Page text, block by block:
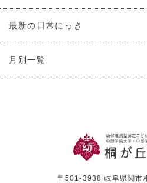
最新の日常にっき
月別一覧
〒501-3938 岐阜県関市